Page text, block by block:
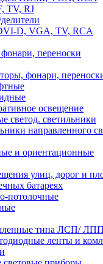
TV, RJ
D, VGA, TV, RCA
переноски
фонари,
освещение
светод. светильники
направленного
и ориентационные
улиц, дорог и
батареях
потолочные
типа ЛСП/
ленты и